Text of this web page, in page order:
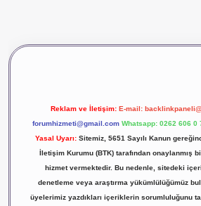
Reklam ve İletişim: E-mail:
forumhizmeti@gmail.com Whatsapp: 0262 606 0
Yasal Uyarı: Sitemiz, 5651 Sayılı Kanun
İletişim Kurumu (BTK) tarafından onaylanmış
hizmet vermektedir. Bu nedenle, sitedeki
denetleme veya araştırma yükümlülüğümüz
üyelerimiz yazdıkları içeriklerin sorumluluğunu